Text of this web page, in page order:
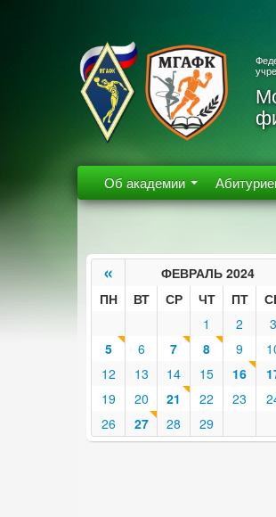
Об академии
« ФЕВРАЛЬ 2024
ПН ВТ СР ЧТ ПТ
1
2 3
5
6 7 8 9
12
13 14 15 16
19
20 21 22 23
26
27 28 29